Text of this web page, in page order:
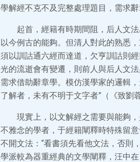
學解經不克不及完整處理題目，需求辭
起首，經籍有時期間阻，后人文
以今例古的能夠。但清人對此的熟悉
須以訓詁通六經而達道，欠亨訓詁則
光的流逝會有變遷，則前人與后人文
需求借助辭章學。模仿漢學家的邏輯
了解者，未有不明于文字者”（《致劉
現實上，以文解經之需要與能夠
不雅念的學者，于經籍闡釋時特殊留
不開文法：“看書須先看他文法，否則
學派較為器重經典的文學闡釋，汪中